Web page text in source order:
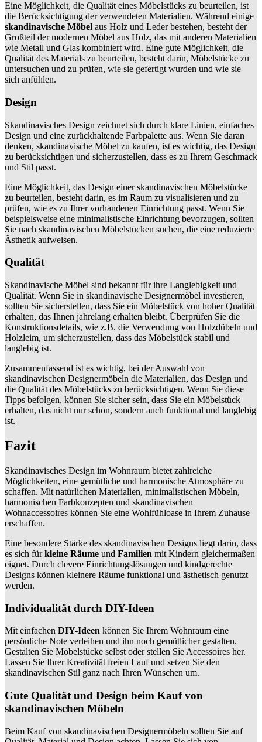
Eine Möglichkeit, die Qualität eines Möbelstücks zu beurteilen, ist
die Berücksichtigung der verwendeten Materialien. Während einige
skandinavische Möbel aus Holz und Leder bestehen, besteht der
Großteil der modernen Möbel aus Holz, das mit anderen Materialien
wie Metall und Glas kombiniert wird. Eine gute Möglichkeit, die
Qualität des Materials zu beurteilen, besteht darin, Möbelstücke zu
untersuchen und zu prüfen, wie sie gefertigt wurden und wie sie
sich anfühlen.
Design
Skandinavisches Design zeichnet sich durch klare Linien, einfaches
Design und eine zurückhaltende Farbpalette aus. Wenn Sie daran
denken, skandinavische Möbel zu kaufen, ist es wichtig, das Design
zu berücksichtigen und sicherzustellen, dass es zu Ihrem Geschmack
und Stil passt.
Eine Möglichkeit, das Design einer skandinavischen Möbelstücke
zu beurteilen, besteht darin, es im Raum zu visualisieren und zu
prüfen, wie es zu Ihrer vorhandenen Einrichtung passt. Wenn Sie
beispielsweise eine minimalistische Einrichtung bevorzugen, sollten
Sie nach skandinavischen Möbelstücken suchen, die eine reduzierte
Ästhetik aufweisen.
Qualität
Skandinavische Möbel sind bekannt für ihre Langlebigkeit und
Qualität. Wenn Sie in skandinavische Designermöbel investieren,
sollten Sie sicherstellen, dass Sie ein Möbelstück von hoher Qualität
erhalten, das Ihnen jahrelang erhalten bleibt. Überprüfen Sie die
Konstruktionsdetails, wie z.B. die Verwendung von Holzdübeln und
Holzleim, um sicherzustellen, dass das Möbelstück stabil und
langlebig ist.
Zusammenfassend ist es wichtig, bei der Auswahl von
skandinavischen Designermöbeln die Materialien, das Design und
die Qualität des Möbelstücks zu berücksichtigen. Wenn Sie diese
Tipps befolgen, können Sie sicher sein, dass Sie ein Möbelstück
erhalten, das nicht nur schön, sondern auch funktional und langlebig
ist.
Fazit
Skandinavisches Design im Wohnraum bietet zahlreiche
Möglichkeiten, eine gemütliche und harmonische Atmosphäre zu
schaffen. Mit natürlichen Materialien, minimalistischen Möbeln,
harmonischen Farbkonzepten und skandinavischen
Wohnaccessoires können Sie eine Wohlfühloase in Ihrem Zuhause
erschaffen.
Eine besondere Stärke des skandinavischen Designs liegt darin, dass
es sich fürkleine Räume und Familien mit Kindern gleichermaßen
eignet. Durch clevere Einrichtungslösungen und kindgerechte
Designs können kleinere Räume funktional und ästhetisch genutzt
werden.
Individualität durch DIY-Ideen
Mit einfachen DIY-Ideen können Sie Ihrem Wohnraum eine
persönliche Note verleihen und ihn noch gemütlicher gestalten.
Gestalten Sie Möbelstücke selbst oder stellen Sie Accessoires her.
Lassen Sie Ihrer Kreativität freien Lauf und setzen Sie den
skandinavischen Stil ganz nach Ihren Wünschen um.
Gute Qualität und Design beim Kauf von
skandinavischen Möbeln
Beim Kauf von skandinavischen Designermöbeln sollten Sie auf